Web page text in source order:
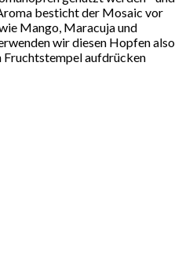
besticht der Mosaic vor
Mango, Maracuja und
wir diesen Hopfen also
Fruchtstempel aufdrücken